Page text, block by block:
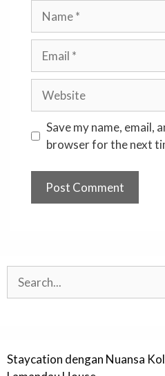
Name
Email
Website
Save my name, email,
browser for the next
Staycation dengan Nuansa